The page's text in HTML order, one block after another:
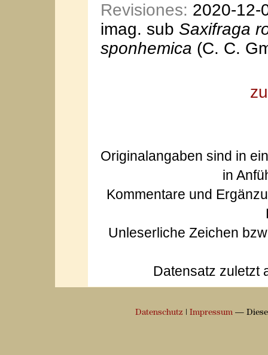
Revisiones: 2020-12-
imag. sub Saxifraga
sponhemica (C. C.
Originalangaben sind in
in
Kommentare und
Unleserliche Zeichen
Datensatz zuletzt
Datenschutz Impressum— Diese